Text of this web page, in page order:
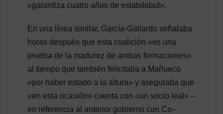
«garantiza cuatro años de estabilidad».
En una línea similar, García-Gallardo señalaba
horas después que esta coalición «es una
prueba de la madurez de ambas formaciones»
al tiempo que también felicitaba a Mañueco
«por haber estado a la altura» y aseguraba que
«en esta ocasión» cuenta con «un socio leal» –
en referencia al anterior gobierno con Cs–